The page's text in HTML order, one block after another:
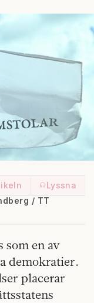
Lyssna
/ TT
som en av
demokratier.
placerar